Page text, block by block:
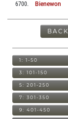
6700. Bienewon
BACK
1: 1-50
3: 101-150
5: 201-250
7: 301-350
9: 401-450